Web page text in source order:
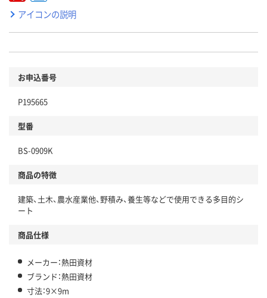
アイコンの説明
お申込番号
P195665
型番
BS-0909K
商品の特徴
建築、土木、農水産業他、野積み、養生等などで使用できる多目的シ
ート
商品仕様
メーカー：熱田資材
ブランド：熱田資材
寸法：9×9m